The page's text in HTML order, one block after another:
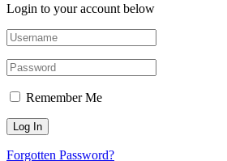
Login to your account below
Remember Me
Forgotten Password?